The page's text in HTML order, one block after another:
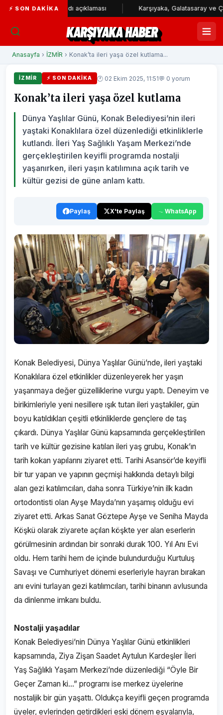
⚡ SON DAKIKA
Stadı açıklaması Karşıyaka, Galatasaray ve
KARŞIYAKA HABER
Anasayfa › İZMİR › Konak’ta ileri yaşa özel kutlama...
İZMİR ⚡ SON DAKIKA 🕐 02 Ekim 2025, 11:51💬 0 yorum
Konak’ta ileri yaşa özel kutlama
Dünya Yaşlılar Günü, Konak Belediyesi’nin ileri
yaştaki Konaklılara özel düzenlediği etkinliklerle
kutlandı. İleri Yaş Sağlıklı Yaşam Merkezi’nde
gerçekleştirilen keyifli programda nostalji
yaşanırken, ileri yaşın katılımına açık tarih ve
kültür gezisi de güne anlam kattı.
Paylaş X'te Paylaş WhatsApp
Konak Belediyesi, Dünya Yaşlılar Günü’nde, ileri yaştaki
Konaklılara özel etkinlikler düzenleyerek her yaşın
yaşanmaya değer güzelliklerine vurgu yaptı. Deneyim ve
birikimleriyle yeni nesillere ışık tutan ileri yaştakiler, gün
boyu katıldıkları çeşitli etkinliklerde gençlere de taş
çıkardı. Dünya Yaşlılar Günü kapsamında gerçekleştirilen
tarih ve kültür gezisine katılan ileri yaş grubu, Konak’ın
tarih kokan yapılarını ziyaret etti. Tarihi Asansör’de keyifli
bir tur yapan ve yapının geçmişi hakkında detaylı bilgi
alan gezi katılımcıları, daha sonra Türkiye’nin ilk kadın
ortodontisti olan Ayşe Mayda’nın yaşamış olduğu evi
ziyaret etti. Arkas Sanat Göztepe Ayşe ve Seniha Mayda
Köşkü olarak ziyarete açılan köşkte yer alan eserlerin
görülmesinin ardından bir sonraki durak 100. Yıl Anı Evi
oldu. Hem tarihi hem de içinde bulundurduğu Kurtuluş
Savaşı ve Cumhuriyet dönemi eserleriyle hayran bırakan
anı evini turlayan gezi katılımcıları, tarihi binanın avlusunda
da dinlenme imkanı buldu.
Nostalji yaşadılar
Konak Belediyesi’nin Dünya Yaşlılar Günü etkinlikleri
kapsamında, Ziya Zişan Saadet Aytulun Kardeşler İleri
Yaş Sağlıklı Yaşam Merkezi’nde düzenlediği “Öyle Bir
Geçer Zaman ki…” programı ise merkez üyelerine
nostaljik bir gün yaşattı. Oldukça keyifli geçen programda
üyeler, evlerinden getirdikleri eski dönem eşyalarıyla,